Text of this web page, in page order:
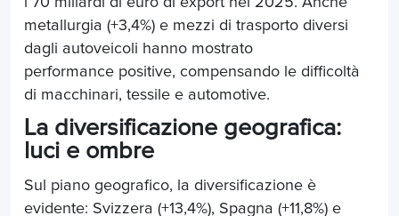
metallurgia (+3,4%) e mezzi di trasporto diversi
dagli autoveicoli hanno mostrato
performance positive, compensando le difficoltà
di macchinari, tessile e automotive.
La diversificazione geografica:
luci e ombre
Sul piano geografico, la diversificazione è
evidente: Svizzera (+13,4%), Spagna (+11,8%) e